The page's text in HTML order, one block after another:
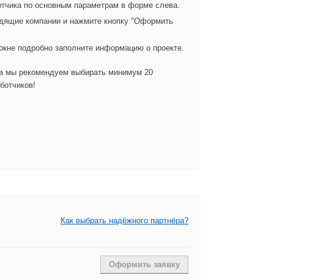
по основным параметрам в форме слева.
компании и нажмите кнопку "Оформить
подробно заполните информацию о проекте.
мы рекомендуем выбирать минимум 20
Как выбрать надёжного партнёра?
Оформить заявку